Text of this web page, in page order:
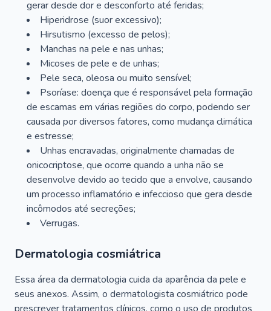
gerar desde dor e desconforto até feridas;
Hiperidrose (suor excessivo);
Hirsutismo (excesso de pelos);
Manchas na pele e nas unhas;
Micoses de pele e de unhas;
Pele seca, oleosa ou muito sensível;
Psoríase: doença que é responsável pela formação
de escamas em várias regiões do corpo, podendo ser
causada por diversos fatores, como mudança climática
e estresse;
Unhas encravadas, originalmente chamadas de
onicocriptose, que ocorre quando a unha não se
desenvolve devido ao tecido que a envolve, causando
um processo inflamatório e infeccioso que gera desde
incômodos até secreções;
Verrugas.
Dermatologia cosmiátrica
Essa área da dermatologia cuida da aparência da pele e
seus anexos. Assim, o dermatologista cosmiátrico pode